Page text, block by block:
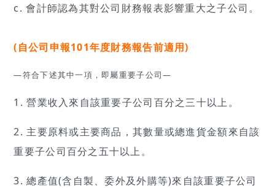
c. 會計師認為其對公司財務報表影響重大之子公司。
(自公司申報101年度財務報告前適用)
—符合下述其中一項，即屬重要子公司—
1. 營業收入來自該重要子公司百分之三十以上。
2. 主要原料或主要商品，其數量或總進貨金額來自該
重要子公司百分之五十以上。
3. 總產值(含自製、委外及外購等)來自該重要子公司